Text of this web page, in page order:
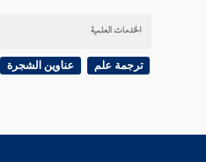
الخدمات العلمية
ترجمة علم عناوين الشجرة